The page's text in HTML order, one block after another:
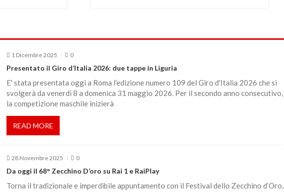
1 Dicembre 2025 0
Presentato il Giro d’Italia 2026: due tappe in Liguria
E' stata presentata oggi a Roma l’edizione numero 109 del Giro d'Italia 2026 che si
svolgerà da venerdì 8 a domenica 31 maggio 2026. Per il secondo anno consecutivo,
la competizione maschile inizierà
READ MORE
28 Novembre 2025 0
Da oggi il 68° Zecchino D’oro su Rai 1 e RaiPlay
Torna il tradizionale e imperdibile appuntamento con il Festival dello Zecchino d’Oro,